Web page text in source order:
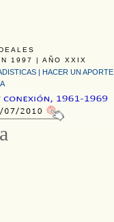
1997 | AÑO XXIX
| HACER UN APORTE